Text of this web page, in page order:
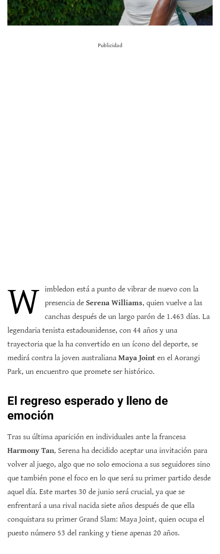
Publicidad
W imbledon está a punto de vibrar de nuevo con la
presencia de Serena Williams, quien vuelve a las
canchas después de un largo parón de 1.463 días. La
legendaria tenista estadounidense, con 44 años y una
trayectoria que la ha convertido en un ícono del deporte, se
medirá contra la joven australiana Maya Joint en el Aorangi
Park, un encuentro que promete ser histórico.
El regreso esperado y lleno de
emoción
Tras su última aparición en individuales ante la francesa
Harmony Tan, Serena ha decidido aceptar una invitación para
volver al juego, algo que no solo emociona a sus seguidores sino
que también pone el foco en lo que será su primer partido desde
aquel día. Este martes 30 de junio será crucial, ya que se
enfrentará a una rival nacida siete años después de que ella
conquistara su primer Grand Slam: Maya Joint, quien ocupa el
puesto número 53 del ranking y tiene apenas 20 años.